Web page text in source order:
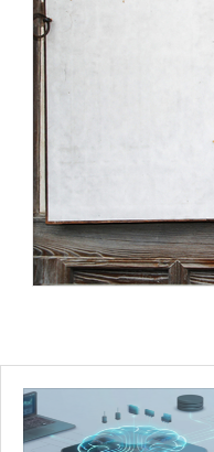
체계화 된 데이터가 곧 AI 시대의 경쟁력이다